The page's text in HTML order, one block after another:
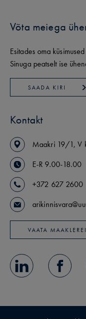
Võta meiega
Esitades oma
Sinuga peatselt ise
SAADA KIRI
Kontakt
Maakri 19/1,V
E-R 9.00-18.00
+372 627 2600
VAATA